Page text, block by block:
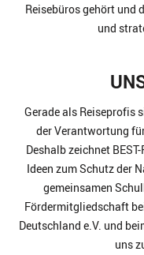
Reisebüros gehört und
und
Gerade als Reiseprofis
der Verantwortung
Deshalb zeichnet
Ideen zum Schutz der
gemeinsamen
Fördermitgliedschaft
Deutschland e.V. und
uns